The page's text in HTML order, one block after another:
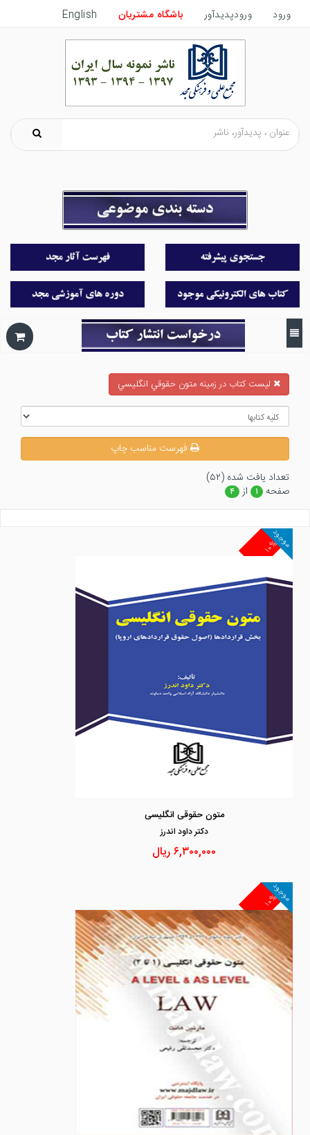
ورود ورودپدیدآور باشگاه مشتریان English
ليست كتاب در زمينه متون حقوقي انگليسي
فهرست مناسب چاپ
تعداد يافت شده (۵۲)
صفحه
۱ از ۴
۱۰%
موجود
متون حقوقی انگلیسی
دكتر داود اندرز
۶,۳۰۰,۰۰۰ریال
۱۰%
موجود